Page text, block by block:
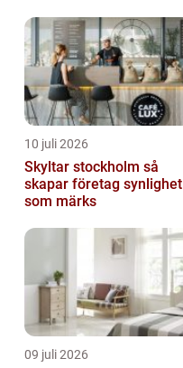
10 juli 2026
Skyltar stockholm så
skapar företag synlighet
som märks
09 juli 2026